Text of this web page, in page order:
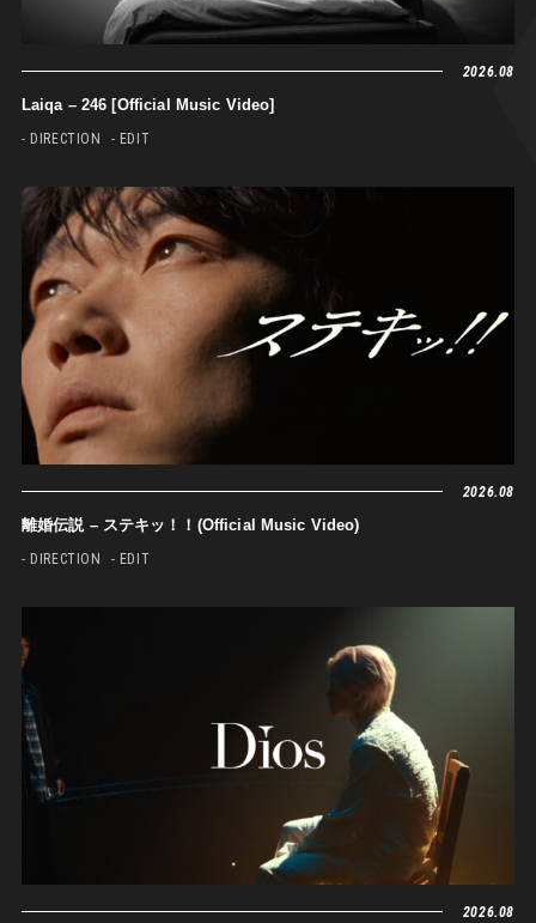
2026.08
Laiqa – 246 [Official Music Video]
- DIRECTION - EDIT
2026.08
離婚伝説 – ステキッ！！(Official Music Video)
- DIRECTION - EDIT
2026.08